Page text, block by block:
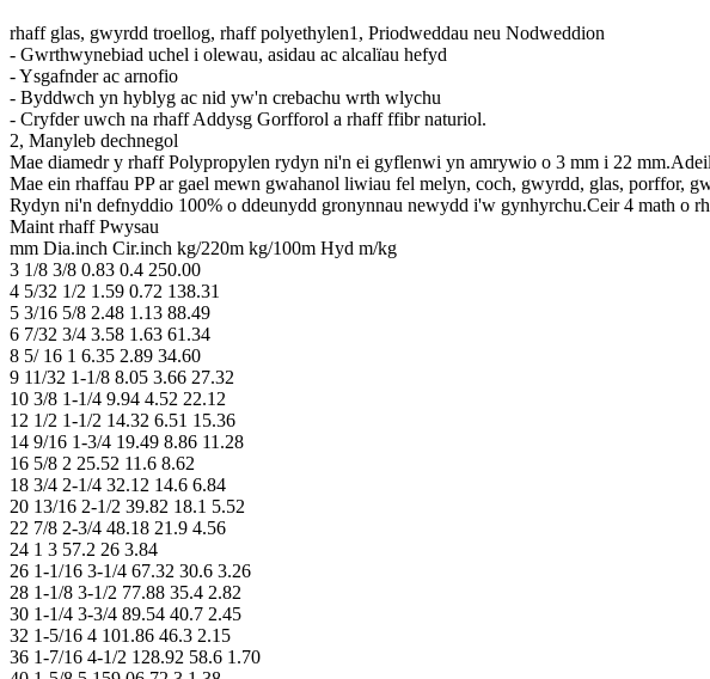
rhaff glas, gwyrdd troellog, rhaff polyethylen1, Priodweddau neu Nodweddion
- Gwrthwynebiad uchel i olewau, asidau ac alcalïau hefyd
- Ysgafnder ac arnofio
- Byddwch yn hyblyg ac nid yw'n crebachu wrth wlychu
- Cryfder uwch na rhaff Addysg Gorfforol a rhaff ffibr naturiol.
2, Manyleb dechnegol
Mae diamedr y rhaff Polypropylen rydyn ni'n ei gyflenwi yn amrywio o 3 mm i 22
Mae ein rhaffau PP ar gael mewn gwahanol liwiau fel melyn, coch, gwyrdd, glas, porffor,
Rydyn ni'n defnyddio 100% o ddeunydd gronynnau newydd i'w gynhyrchu.Ceir 4 math o
Maint rhaff Pwysau
mm Dia.inch Cir.inch kg/220m kg/100m Hyd m/kg
3 1/8 3/8 0.83 0.4 250.00
4 5/32 1/2 1.59 0.72 138.31
5 3/16 5/8 2.48 1.13 88.49
6 7/32 3/4 3.58 1.63 61.34
8 5/ 16 1 6.35 2.89 34.60
9 11/32 1-1/8 8.05 3.66 27.32
10 3/8 1-1/4 9.94 4.52 22.12
12 1/2 1-1/2 14.32 6.51 15.36
14 9/16 1-3/4 19.49 8.86 11.28
16 5/8 2 25.52 11.6 8.62
18 3/4 2-1/4 32.12 14.6 6.84
20 13/16 2-1/2 39.82 18.1 5.52
22 7/8 2-3/4 48.18 21.9 4.56
24 1 3 57.2 26 3.84
26 1-1/16 3-1/4 67.32 30.6 3.26
28 1-1/8 3-1/2 77.88 35.4 2.82
30 1-1/4 3-3/4 89.54 40.7 2.45
32 1-5/16 4 101.86 46.3 2.15
36 1-7/16 4-1/2 128.92 58.6 1.70